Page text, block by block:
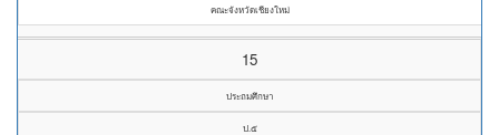
คณะจังหวัดเชียงใหม่
15
ประถมศึกษา
ป.๕